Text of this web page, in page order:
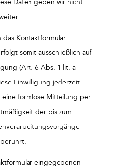
Daten geben wir nicht
das Kontaktformular
somit ausschließlich auf
(Art. 6 Abs. 1 lit. a
Einwilligung jederzeit
eine formlose Mitteilung per
der bis zum
eingegebenen